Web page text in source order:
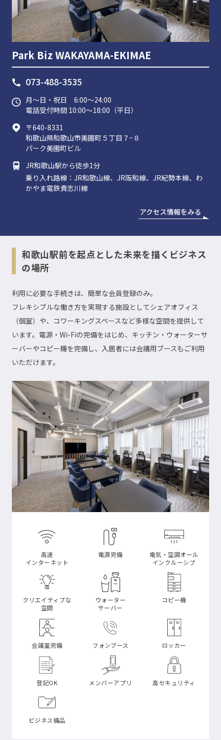
Park Biz WAKAYAMA-EKIMAE
073-488-3535
月〜日・祝日 6:00〜24:00
電話受付時間 10:00～18:00（平日）
〒640-8331
和歌山県和歌山市美園町５丁目７−８
パーク美園町ビル
JR和歌山駅から徒歩1分
乗り入れ路線：JR和歌山線、JR阪和線、JR紀勢本線、わ
かやま電鉄貴志川線
アクセス情報をみる
和歌山駅前を起点とした未来を描くビジネス
の場所
利用に必要な手続きは、簡単な会員登録のみ。
フレキシブルな働き方を実現する施設としてシェアオフィス
（個室）や、コワーキングスペースなど多様な空間を提供して
います。電源・Wi-Fiの完備をはじめ、キッチン・ウォーターサ
ーバーやコピー機を完備し、入居者には会議用ブースもご利用
いただけます。
高速
インターネット
電源完備
電気・空調オール
インクルーシブ
クリエイティブな
空間
ウォーター
サーバー
コピー機
会議室完備 フォンブース ロッカー
登記OK メンバーアプリ 高セキュリティ
ビジネス備品